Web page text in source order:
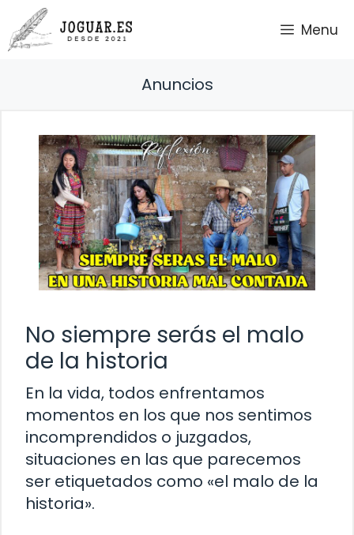
Saltar
al
contenido
Menu
Anuncios
No siempre serás el malo
de la historia
En la vida, todos enfrentamos
momentos en los que nos sentimos
incomprendidos o juzgados,
situaciones en las que parecemos
ser etiquetados como «el malo de la
historia».